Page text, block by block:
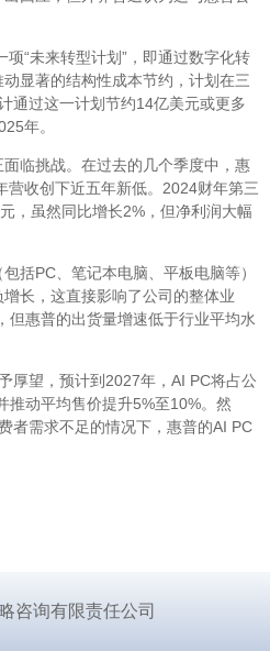
“未来转型计划”，即通过数字化转
显著的结构性成本节约，计划在三
通过这一计划节约14亿美元或更多
年。
临挑战。在过去的几个季度中，惠
营收创下近五年新低。2024财年第三
，虽然同比增长2%，但净利润大幅
PC、笔记本电脑、平板电脑等）
长，这直接影响了公司的整体业
但惠普的出货量增速低于行业平均水
望，预计到2027年，AI PC将占公
推动平均售价提升5%至10%。然
者需求不足的情况下，惠普的AI PC
咨询有限责任公司